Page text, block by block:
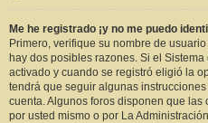
Me he registrado ¡y no me puedo
Primero, verifique su nombre de
hay dos posibles razones. Si el
activado y cuando se registró eligió la
tendrá que seguir algunas
cuenta. Algunos foros disponen que
por usted mismo o por La